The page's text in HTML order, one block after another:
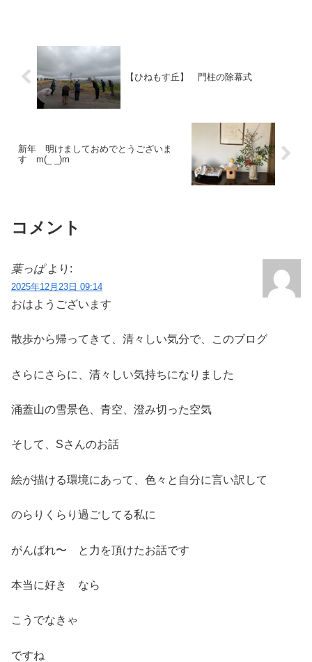
【ひねもす丘】 門柱の除幕式
新年 明けましておめでとうございま
す m(_ _)m
コメント
葉っぱ より:
2025年12月23日 09:14
おはようございます
散歩から帰ってきて、清々しい気分で、このブログ
さらにさらに、清々しい気持ちになりました
涌蓋山の雪景色、青空、澄み切った空気
そして、Sさんのお話
絵が描ける環境にあって、色々と自分に言い訳して
のらりくらり過ごしてる私に
がんばれ〜 と力を頂けたお話です
本当に好き なら
こうでなきゃ
ですね